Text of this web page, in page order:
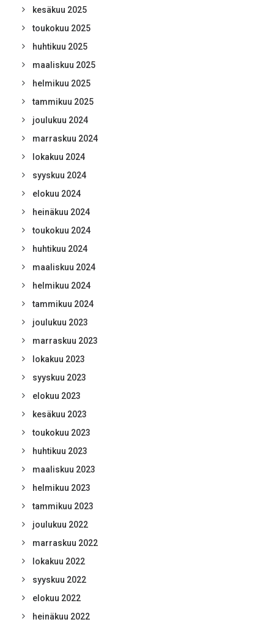
kesäkuu 2025
toukokuu 2025
huhtikuu 2025
maaliskuu 2025
helmikuu 2025
tammikuu 2025
joulukuu 2024
marraskuu 2024
lokakuu 2024
syyskuu 2024
elokuu 2024
heinäkuu 2024
toukokuu 2024
huhtikuu 2024
maaliskuu 2024
helmikuu 2024
tammikuu 2024
joulukuu 2023
marraskuu 2023
lokakuu 2023
syyskuu 2023
elokuu 2023
kesäkuu 2023
toukokuu 2023
huhtikuu 2023
maaliskuu 2023
helmikuu 2023
tammikuu 2023
joulukuu 2022
marraskuu 2022
lokakuu 2022
syyskuu 2022
elokuu 2022
heinäkuu 2022